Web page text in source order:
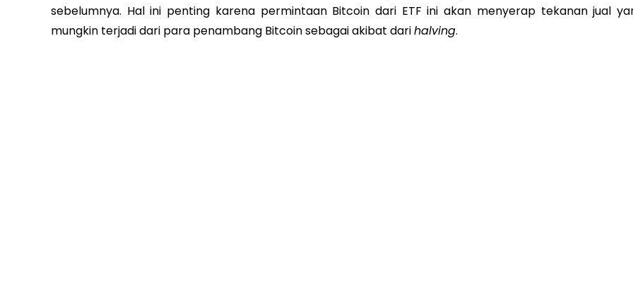
sebelumnya. Hal ini penting karena permintaan Bitcoin dari ETF ini akan menyerap tekanan jual
mungkin terjadi dari para penambang Bitcoin sebagai akibat darihalving.